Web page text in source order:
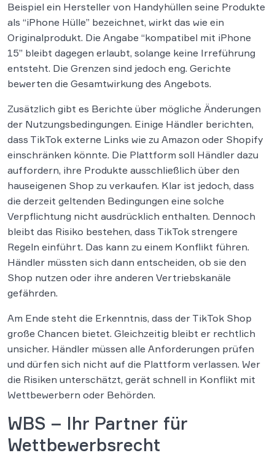
Beispiel ein Hersteller von Handyhüllen seine Produkte
als “iPhone Hülle” bezeichnet, wirkt das wie ein
Originalprodukt. Die Angabe “kompatibel mit iPhone
15” bleibt dagegen erlaubt, solange keine Irreführung
entsteht. Die Grenzen sind jedoch eng. Gerichte
bewerten die Gesamtwirkung des Angebots.
Zusätzlich gibt es Berichte über mögliche Änderungen
der Nutzungsbedingungen. Einige Händler berichten,
dass TikTok externe Links wie zu Amazon oder Shopify
einschränken könnte. Die Plattform soll Händler dazu
auffordern, ihre Produkte ausschließlich über den
hauseigenen Shop zu verkaufen. Klar ist jedoch, dass
die derzeit geltenden Bedingungen eine solche
Verpflichtung nicht ausdrücklich enthalten. Dennoch
bleibt das Risiko bestehen, dass TikTok strengere
Regeln einführt. Das kann zu einem Konflikt führen.
Händler müssten sich dann entscheiden, ob sie den
Shop nutzen oder ihre anderen Vertriebskanäle
gefährden.
Am Ende steht die Erkenntnis, dass der TikTok Shop
große Chancen bietet. Gleichzeitig bleibt er rechtlich
unsicher. Händler müssen alle Anforderungen prüfen
und dürfen sich nicht auf die Plattform verlassen. Wer
die Risiken unterschätzt, gerät schnell in Konflikt mit
Wettbewerbern oder Behörden.
WBS – Ihr Partner für
Wettbewerbsrecht